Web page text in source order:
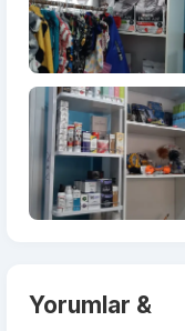
Yorumlar &